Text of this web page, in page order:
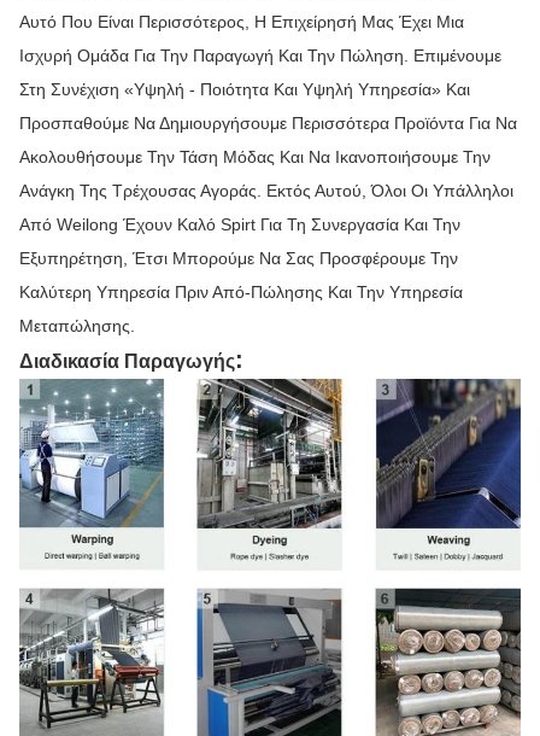
Αυτό Που Είναι Περισσότερος, Η Επιχείρησή Μας Έχει Μια
Ισχυρή Ομάδα Για Την Παραγωγή Και Την Πώληση. Επιμένουμε
Στη Συνέχιση «υψηλή - Ποιότητα Και Υψηλή Υπηρεσία» Και
Προσπαθούμε Να Δημιουργήσουμε Περισσότερα Προϊόντα Για Να
Ακολουθήσουμε Την Τάση Μόδας Και Να Ικανοποιήσουμε Την
Ανάγκη Της Τρέχουσας Αγοράς. Εκτός Αυτού, Όλοι Οι Υπάλληλοι
Από Weilong Έχουν Καλό Spirt Για Τη Συνεργασία Και Την
Εξυπηρέτηση, Έτσι Μπορούμε Να Σας Προσφέρουμε Την
Καλύτερη Υπηρεσία Πριν Από-Πώλησης Και Την Υπηρεσία
Μεταπώλησης.
Διαδικασία Παραγωγής: